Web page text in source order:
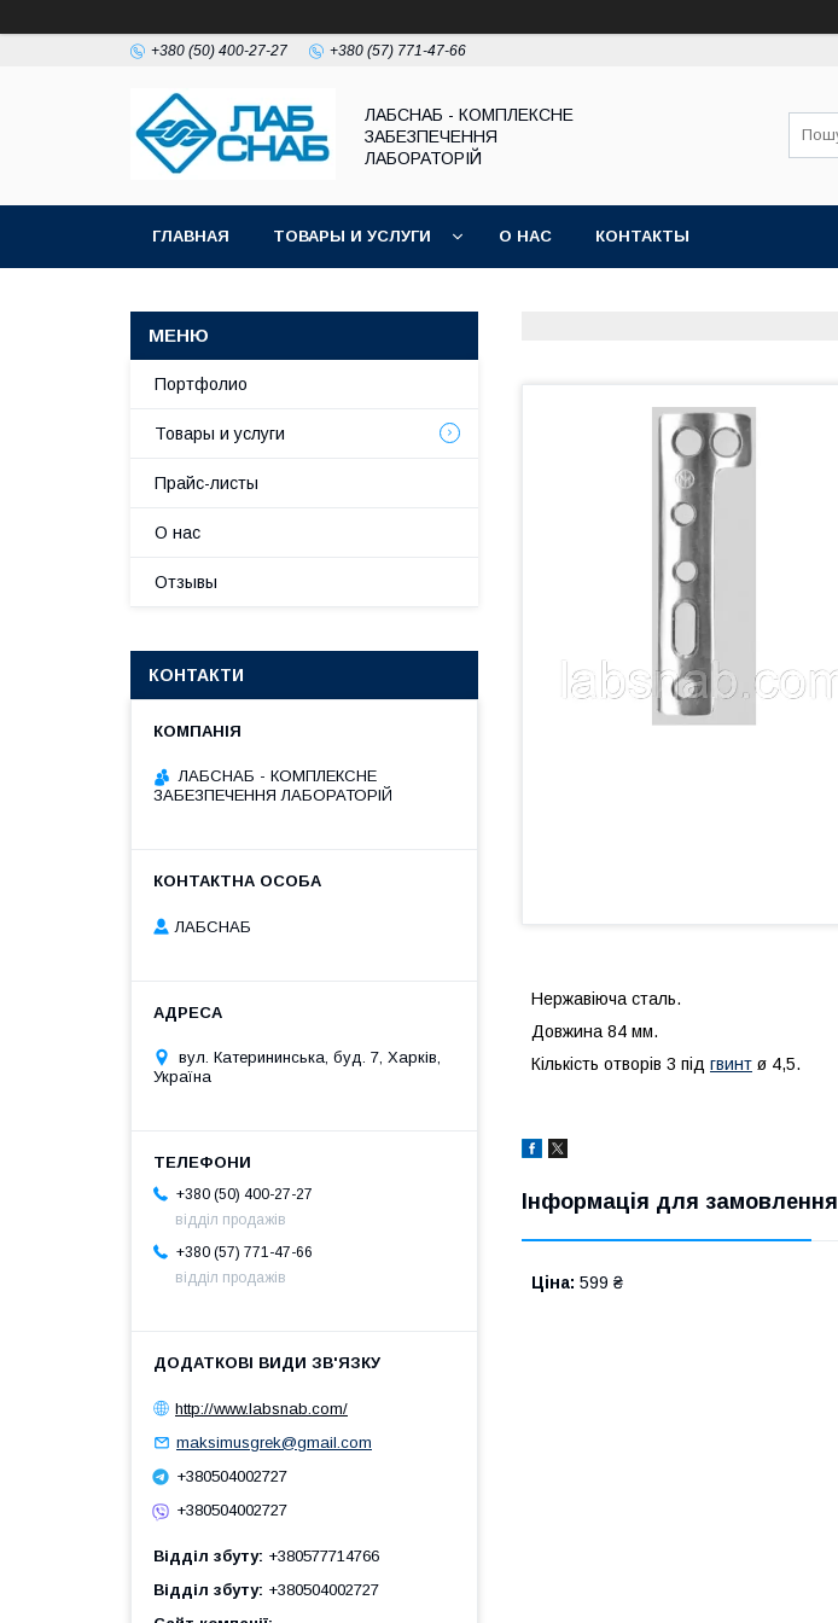
+380 (50) 400-27-27 +380 (57) 771-47-66
ЛАБСНАБ - КОМПЛЕКСНЕ
ЗАБЕЗПЕЧЕННЯ
ЛАБОРАТОРІЙ
ГЛАВНАЯ ТОВАРЫ И УСЛУГИ О НАС КОНТАКТЫ
Нержавіюча сталь.
Довжина 84 мм.
Кількість отворів 3 під гвинт ø 4,5.
Інформація для замовлення
Ціна: 599 ₴
Портфолио
Товары и услуги
Прайс-листы
О нас
Отзывы
КОНТАКТИ
ЛАБСНАБ - КОМПЛЕКСНЕ
ЗАБЕЗПЕЧЕННЯ ЛАБОРАТОРІЙ
ЛАБСНАБ
вул. Катерининська, буд. 7, Харків,
Україна
+380 (50) 400-27-27
відділ продажів
+380 (57) 771-47-66
відділ продажів
http://www.labsnab.com/
maksimusgrek@gmail.com
+380504002727
+380504002727
Відділ збуту +380577714766
Відділ збуту +380504002727